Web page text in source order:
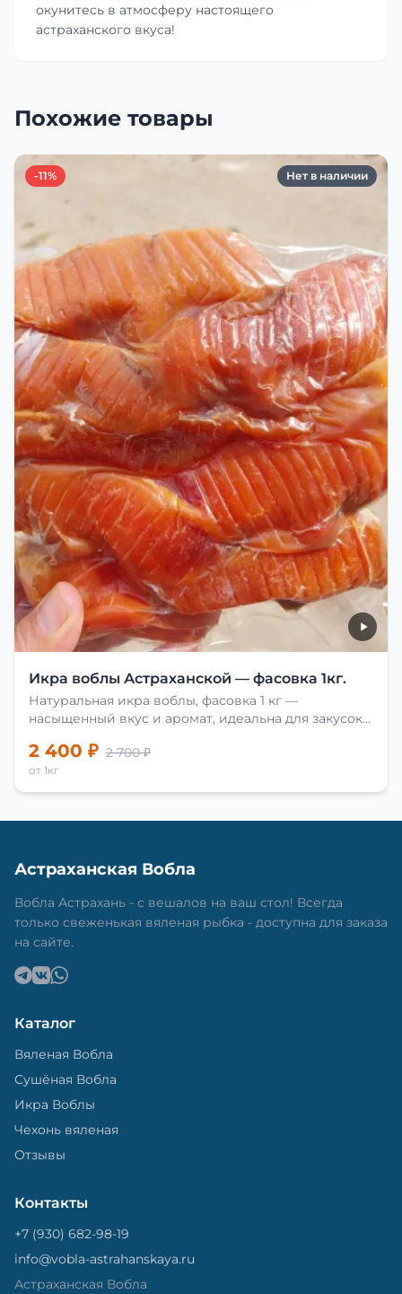
окунитесь в атмосферу настоящего
астраханского вкуса!
Похожие товары
-11% Нет в наличии
Икра воблы Астраханской — фасовка 1кг.
Натуральная икра воблы, фасовка 1 кг —
насыщенный вкус и аромат, идеальна для закусок
2 400 ₽ 2 700 ₽
от 1кг
Астраханская Вобла
Вобла Астрахань - с вешалов на ваш стол! Всегда
только свеженькая вяленая рыбка - доступна для заказа
на сайте.
Каталог
Вяленая Вобла
Сушёная Вобла
Икра Воблы
Чехонь вяленая
Отзывы
Контакты
+7 (930) 682-98-19
info@vobla-astrahanskaya.ru
Астраханская Вобла